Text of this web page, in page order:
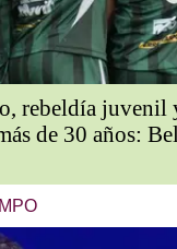
rebeldía juvenil
de 30 años: